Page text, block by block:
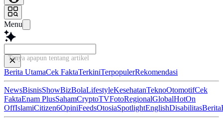
Menu
Tanya apapun tentang artikel ini...
Berita UtamaCek FaktaTerkiniTerpopulerRekomendasi
NewsBisnisShowBizBolaLifestyleKesehatanTeknoOtomotifCek
FaktaEnam PlusSahamCryptoTVFotoRegionalGlobalHotOn
OffIslamiCitizen6OpiniFeedsOtosiaSpotlightEnglishDisabilitasBerita